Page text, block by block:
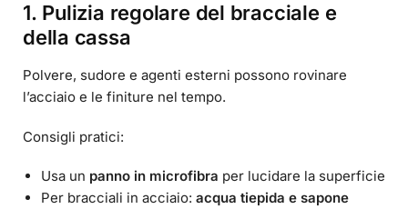
1. Pulizia regolare del bracciale e
della cassa
Polvere, sudore e agenti esterni possono rovinare
l’acciaio e le finiture nel tempo.
Consigli pratici:
Usa un panno in microfibra per lucidare la superficie
Per bracciali in acciaio: acqua tiepida e sapone